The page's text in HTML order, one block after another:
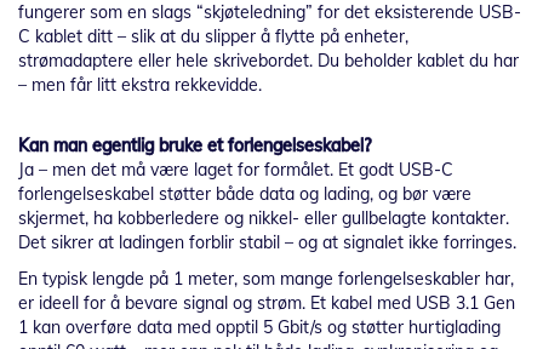
fungerer som en slags “skjøteledning” for det eksisterende USB-
C kablet ditt – slik at du slipper å flytte på enheter,
strømadaptere eller hele skrivebordet. Du beholder kablet du har
– men får litt ekstra rekkevidde.
Kan man egentlig bruke et forlengelseskabel?
Ja – men det må være laget for formålet. Et godt USB-C
forlengelseskabel støtter både data og lading, og bør være
skjermet, ha kobberledere og nikkel- eller gullbelagte kontakter.
Det sikrer at ladingen forblir stabil – og at signalet ikke forringes.
En typisk lengde på 1 meter, som mange forlengelseskabler har,
er ideell for å bevare signal og strøm. Et kabel med USB 3.1 Gen
1 kan overføre data med opptil 5 Gbit/s og støtter hurtiglading